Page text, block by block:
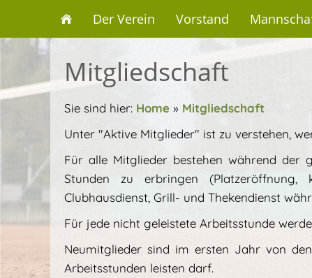
Der Verein Vorstand
Mitgliedschaft
Sie sind hier: Home » Mitgliedschaft
Unter "Aktive Mitglieder" ist zu verstehen,
Für alle Mitglieder bestehen während der
Stunden zu erbringen (Platzeröffnung,
Clubhausdienst, Grill- und Thekendienst
Für jede nicht geleistete Arbeitsstunde
Neumitglieder sind im ersten Jahr von
Arbeitsstunden leisten darf.